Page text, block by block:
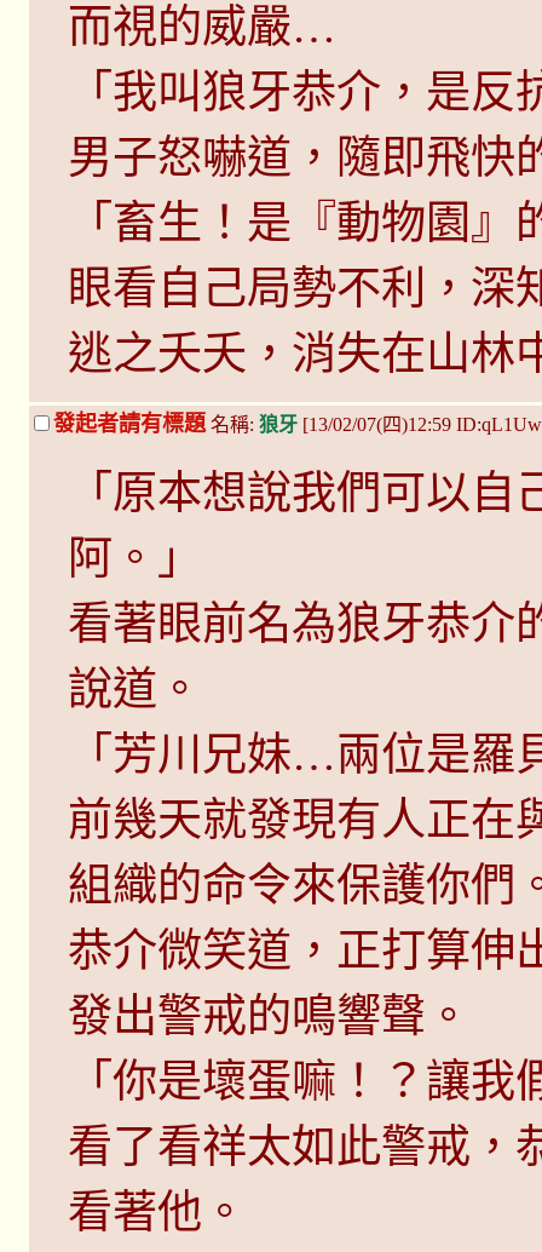
而視的威嚴…
「我叫狼牙恭介，是
男子怒嚇道，隨即飛快
「畜生！是『動物園
眼看自己局勢不利，深
逃之夭夭，消失在山林
發起者請有標題 名稱: 狼牙 [13/02/07(四)12:59
「原本想說我們可以
阿。」
看著眼前名為狼牙恭介
說道。
「芳川兄妹…兩位是羅
前幾天就發現有人正在
組織的命令來保護你們
恭介微笑道，正打算伸
發出警戒的鳴響聲。
「你是壞蛋嘛！？讓
看了看祥太如此警戒，
看著他。